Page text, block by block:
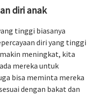
diri anak
tinggi biasanya
diri yang tinggi
meningkat, kita
mereka untuk
bisa meminta mereka
dengan bakat dan